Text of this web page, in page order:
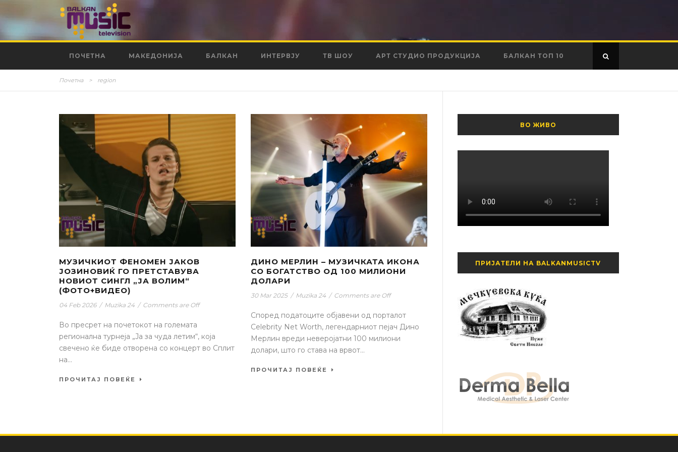
ПОЧЕТНА МАКЕДОНИЈА БАЛКАН ИНТЕРВЈУ ТВ ШОУ АРТ СТУДИО ПРОДУКЦИЈА БАЛКАН ТОП 10
Почетна > region
МУЗИЧКИОТ ФЕНОМЕН ЈАКОВ
ЈОЗИНОВИЌ ГО ПРЕТСТАВУВА
НОВИОТ СИНГЛ „ЈА ВОЛИМ“
(ФОТО+ВИДЕО)
04 Feb 2026 / Muzika 24 / Comments are Off
Во пресрет на почетокот на големата
регионална турнеја „Ја за чуда летим“, која
свечено ќе биде отворена со концерт во Сплит
на...
ПРОЧИТАЈ ПОВЕЌЕ
ДИНО МЕРЛИН – МУЗИЧКАТА ИКОНА
СО БОГАТСТВО ОД 100 МИЛИОНИ
ДОЛАРИ
30 Mar 2025 / Muzika 24 / Comments are Off
Според податоците објавени од порталот
Celebrity Net Worth, легендарниот пејач Дино
Мерлин вреди неверојатни 100 милиони
долари, што го става на врвот...
ПРОЧИТАЈ ПОВЕЌЕ
ВО ЖИВО
ПРИЈАТЕЛИ НА BALKANMUSICTV